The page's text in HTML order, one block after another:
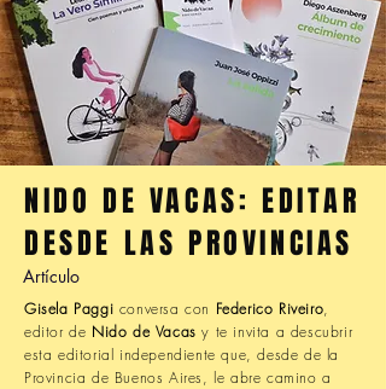
NIDO DE VACAS: EDITAR
DESDE LAS PROVINCIAS
Artículo
Gisela Paggi conversa con Federico Riveiro,
editor de Nido de Vacas y te invita a descubrir
esta editorial independiente que, desde de la
Provincia de Buenos Aires, le abre camino a